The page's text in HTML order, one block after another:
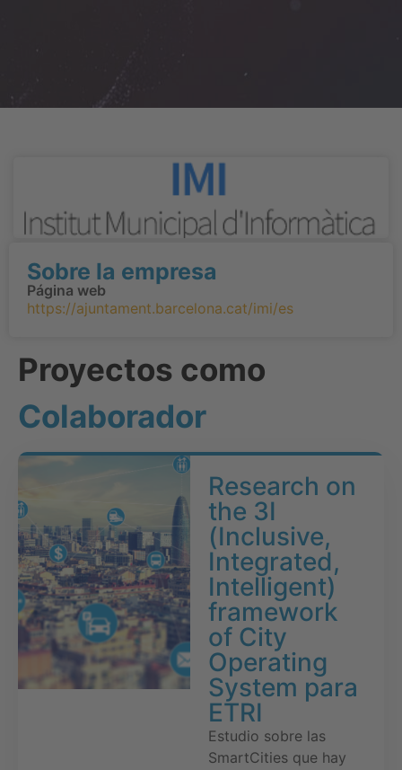
Proyectos como
Colaborador
Research on
the 3I
(Inclusive,
Integrated,
Intelligent)
framework
of City
Operating
System para
ETRI
Estudio sobre las
SmartCities que hay
Sobre la empresa
Página web
https://ajuntament.barcelona.cat/imi/es